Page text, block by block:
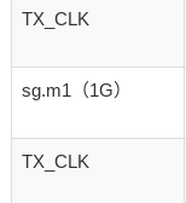
TX_CLK
sg.m1（1G）
TX_CLK